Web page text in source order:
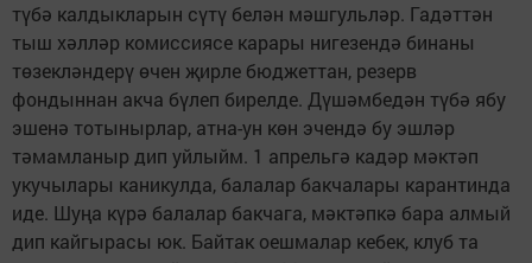
түбә калдыкларын сүтү белән мәшгульләр. Гадәттән
тыш хәлләр комиссиясе карары нигезендә бинаны
төзекләндерү өчен җирле бюджеттан, резерв
фондыннан акча бүлеп бирелде. Дүшәмбедән түбә ябу
эшенә тотынырлар, атна-ун көн эчендә бу эшләр
тәмамланыр дип уйлыйм. 1 апрельгә кадәр мәктәп
укучылары каникулда, балалар бакчалары карантинда
иде. Шуңа күрә балалар бакчага, мәктәпкә бара алмый
дип кайгырасы юк. Байтак оешмалар кебек, клуб та